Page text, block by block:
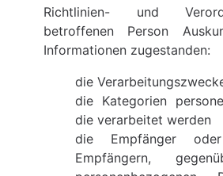
Richtlinien- und
betroffenen Person
Informationen zugestanden:
die
die Kategorien
die verarbeitet werden
die Empfänger
Empfängern,